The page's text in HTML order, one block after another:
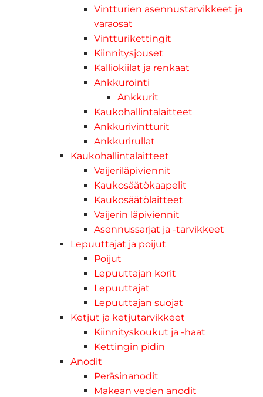
Vintturien asennustarvikkeet ja
varaosat
Vintturikettingit
Kiinnitysjouset
Kalliokiilat ja renkaat
Ankkurointi
Ankkurit
Kaukohallintalaitteet
Ankkurivintturit
Ankkurirullat
Kaukohallintalaitteet
Vaijeriläpiviennit
Kaukosäätökaapelit
Kaukosäätölaitteet
Vaijerin läpiviennit
Asennussarjat ja -tarvikkeet
Lepuuttajat ja poijut
Poijut
Lepuuttajan korit
Lepuuttajat
Lepuuttajan suojat
Ketjut ja ketjutarvikkeet
Kiinnityskoukut ja -haat
Kettingin pidin
Anodit
Peräsinanodit
Makean veden anodit